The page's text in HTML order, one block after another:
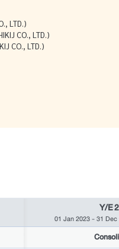
LTD.)
CO., LTD.)
CO., LTD.)
Y/E
01 Jan 2023-31